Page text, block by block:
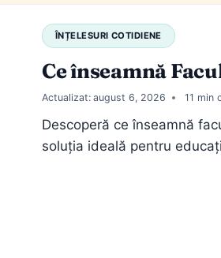
ÎNȚELESURI COTIDIENE
Ce înseamnă
Actualizat: august 6, 2026 11
Descoperă ce înseamnă
soluția ideală pentru